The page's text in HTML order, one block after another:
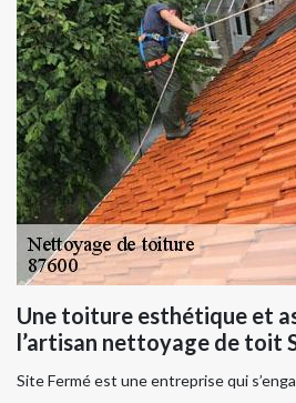
Une toiture esthétique et
l’artisan nettoyage de toit
Site Fermé est une entreprise qui